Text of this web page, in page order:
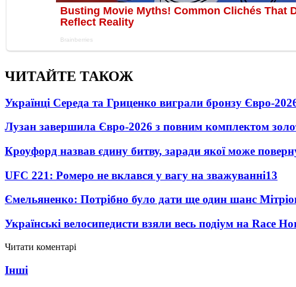
ЧИТАЙТЕ ТАКОЖ
Українці Середа та Гриценко виграли бронзу Євро-
Лузан завершила Євро-2026 з повним комплектом
Кроуфорд назвав єдину битву, заради якої може
UFC 221: Ромеро не вклався у вагу на зважуванні13
Ємельяненко: Потрібно було дати ще один шанс
Українські велосипедисти взяли весь подіум на Race
Читати коментарі
Інші